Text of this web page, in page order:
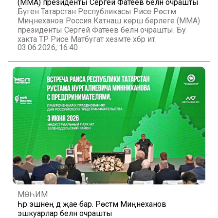
(MMA) президенты Сергей Фатеев белән очрашты
Бүген Татарстан Республикасы Рәисе Рөстәм
Миңнеханов Россия Катнаш көрәш берлеге (MMA)
президенты Сергей Фатеев белән очрашты. Бу
хакта ТР Рәисе Матбугат хезмәте хәбәр итә.
03.06.2026, 16:40
МӨҺИМ
Һәр эшнең дә җае бар. Рөстәм Миңнеханов
эшкуарлар белән очрашты